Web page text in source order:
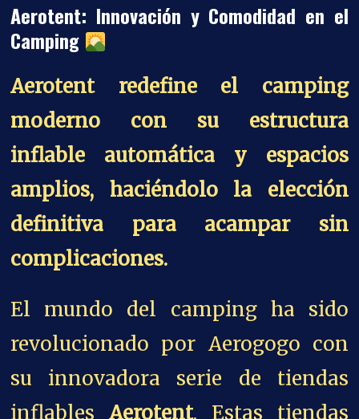
Aerotent: Innovación y Comodidad en el
Camping
Aerotent redefine el camping
moderno con su estructura
inflable automática y espacios
amplios, haciéndolo la elección
definitiva para acampar sin
complicaciones.
El mundo del camping ha sido
revolucionado por Aerogogo con
su innovadora serie de tiendas
inflablesAerotent. Estas tiendas